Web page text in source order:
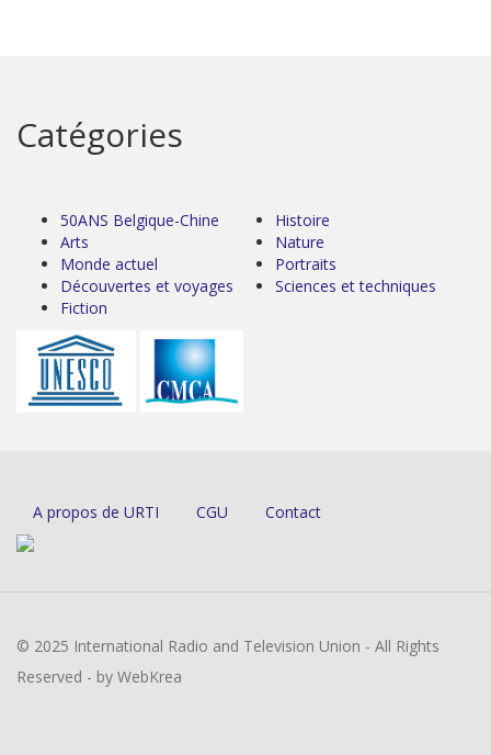
Catégories
50ANS Belgique-Chine
Arts
Monde actuel
Découvertes et voyages
Fiction
Histoire
Nature
Portraits
Sciences et techniques
A propos de URTI CGU Contact
© 2025 International Radio and Television Union - All Rights
Reserved - by WebKrea